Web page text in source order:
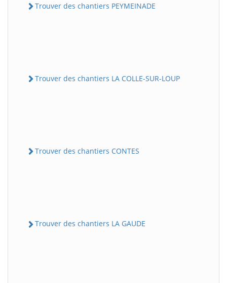
Trouver des chantiers PEYMEINADE
Trouver des chantiers LA COLLE-SUR-LOUP
Trouver des chantiers CONTES
Trouver des chantiers LA GAUDE